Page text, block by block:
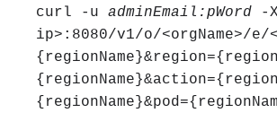
curl -u adminEmail:pWord -
ip>:8080/v1/o/<orgName>/